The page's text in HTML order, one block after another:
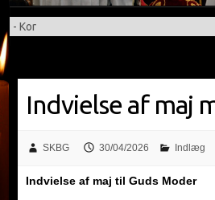
Indvielse af maj
SKBG 30/04/2026 Indlæg
Indvielse af maj til Guds Moder